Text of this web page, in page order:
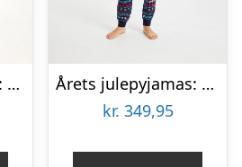
Årets julepyjamas: Rudolfs Pyjamas Blå – Børn.
Årets julepyjamas: Unicef Pyjamas – herre / mænd.
kr. 349,95